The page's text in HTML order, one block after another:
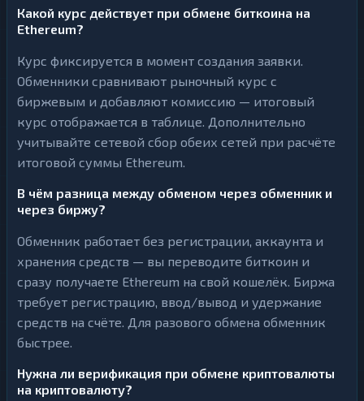
Какой курс действует при обмене биткоина на
Ethereum?
Курс фиксируется в момент создания заявки.
Обменники сравнивают рыночный курс с
биржевым и добавляют комиссию — итоговый
курс отображается в таблице. Дополнительно
учитывайте сетевой сбор обеих сетей при расчёте
итоговой суммы Ethereum.
В чём разница между обменом через обменник и
через биржу?
Обменник работает без регистрации, аккаунта и
хранения средств — вы переводите биткоин и
сразу получаете Ethereum на свой кошелёк. Биржа
требует регистрацию, ввод/вывод и удержание
средств на счёте. Для разового обмена обменник
быстрее.
Нужна ли верификация при обмене криптовалюты
на криптовалюту?